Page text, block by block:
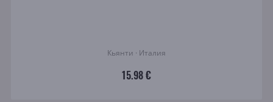
Кьянти · Италия
15.98 €